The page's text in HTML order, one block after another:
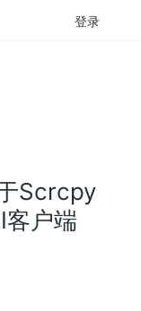
登录
Scrcpy
客户端